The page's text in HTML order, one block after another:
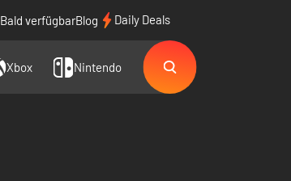
Bald verfügbarBlog Daily Deals
Xbox Nintendo